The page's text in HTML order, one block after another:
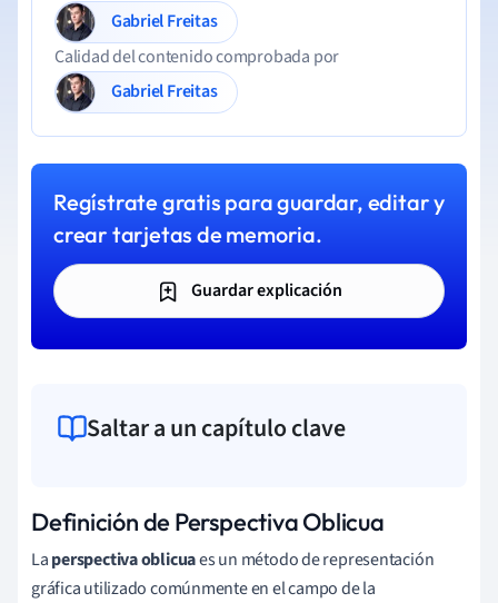
Gabriel Freitas
Calidad del contenido comprobada por
Gabriel Freitas
Regístrate gratis para guardar, editar y
crear tarjetas de memoria.
Guardar explicación
Saltar a un capítulo clave
Definición de Perspectiva Oblicua
Laperspectiva oblicuaes un método de representación
gráfica utilizado comúnmente en el campo de la